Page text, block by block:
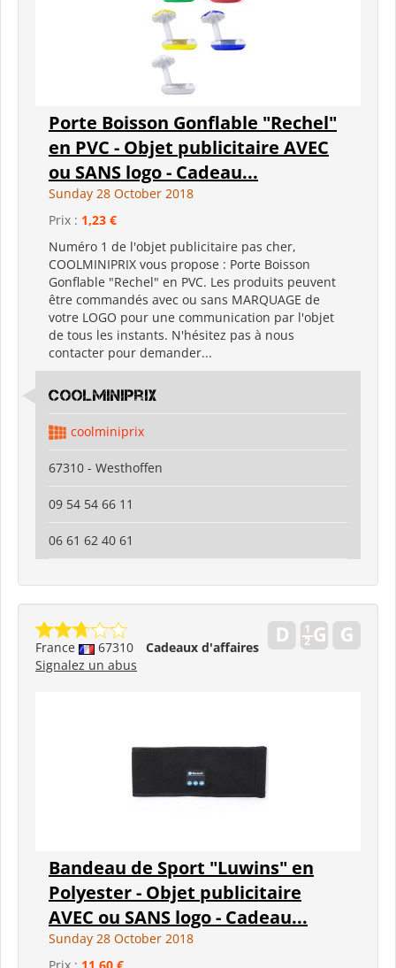
Porte Boisson Gonflable "Rechel"
en PVC - Objet publicitaire AVEC
ou SANS logo - Cadeau...
Sunday 28 October 2018
Prix : 1,23 €
Numéro 1 de l'objet publicitaire pas cher,
COOLMINIPRIX vous propose : Porte Boisson
Gonflable "Rechel" en PVC. Les produits peuvent
être commandés avec ou sans MARQUAGE de
votre LOGO pour une communication par l'objet
de tous les instants. N'hésitez pas à nous
contacter pour demander...
coolminiprix
coolminiprix
67310 - Westhoffen
09 54 54 66 11
06 61 62 40 61
France 67310
Cadeaux d'affaires
Signalez un abus
Bandeau de Sport "Luwins" en
Polyester - Objet publicitaire
AVEC ou SANS logo - Cadeau...
Sunday 28 October 2018